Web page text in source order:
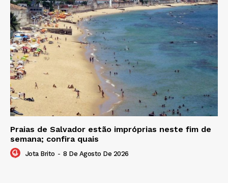
Praias de Salvador estão impróprias neste fim de
semana; confira quais
Jota Brito - 8 De Agosto De 2026